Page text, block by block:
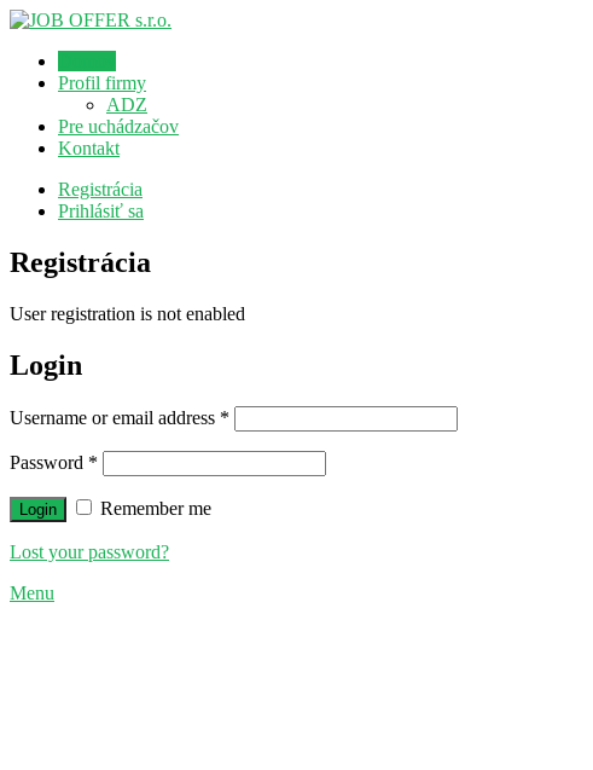
Profil firmy
ADZ
Pre uchádzačov
Kontakt
Registrácia
Prihlásiť sa
Registrácia
User registration is not enabled
Login
Username or email address *
Password *
Remember me
Lost your password?
Menu